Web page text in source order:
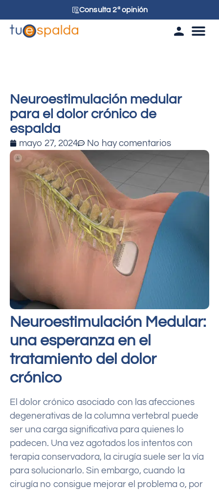
Consulta 2ª opinión
Neuroestimulación medular
para el dolor crónico de
espalda
mayo 27, 2024 No hay comentarios
Neuroestimulación Medular:
una esperanza en el
tratamiento del dolor
crónico
El dolor crónico asociado con las afecciones
degenerativas de la columna vertebral puede
ser una carga significativa para quienes lo
padecen. Una vez agotados los intentos con
terapia conservadora, la cirugía suele ser la vía
para solucionarlo. Sin embargo, cuando la
cirugía no consigue mejorar el problema o, por